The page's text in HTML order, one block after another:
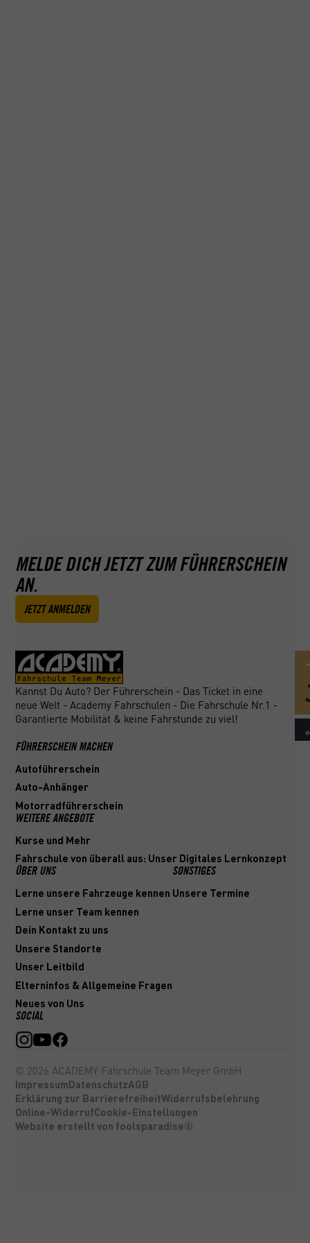
MELDE DICH JETZT ZUM FÜHRERSCHEIN
AN.
JETZT ANMELDEN
Kannst Du Auto? Der Führerschein - Das Ticket in eine
neue Welt - Academy Fahrschulen - Die Fahrschule Nr.1 -
Garantierte Mobilität & keine Fahrstunde zu viel!
FÜHRERSCHEIN MACHEN
Autoführerschein
Auto-Anhänger
Motorradführerschein
WEITERE ANGEBOTE
Kurse und Mehr
Fahrschule von überall aus: Unser Digitales Lernkonzept
ÜBER UNS
Lerne unsere Fahrzeuge kennen
Lerne unser Team kennen
Dein Kontakt zu uns
Unsere Standorte
Unser Leitbild
Elterninfos & Allgemeine Fragen
Neues von Uns
SONSTIGES
Unsere Termine
SOCIAL
© 2026 ACADEMY Fahrschule Team Meyer GmbH
Impressum DatenschutzAGB
Erklärung zur BarrierefreiheitWiderrufsbelehrung
Online-WiderrufCookie-Einstellungen
Website erstellt von foolsparadise®